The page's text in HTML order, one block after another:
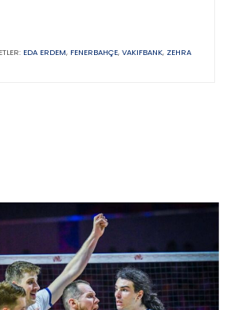
EDA ERDEM, FENERBAHÇE, VAKIFBANK, ZEHRA